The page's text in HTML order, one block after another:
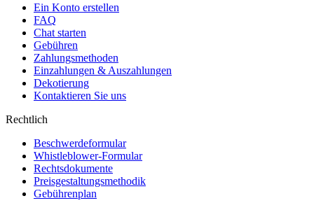
Ein Konto erstellen
FAQ
Chat starten
Gebühren
Zahlungsmethoden
Einzahlungen & Auszahlungen
Dekotierung
Kontaktieren Sie uns
Rechtlich
Beschwerdeformular
Whistleblower-Formular
Rechtsdokumente
Preisgestaltungsmethodik
Gebührenplan